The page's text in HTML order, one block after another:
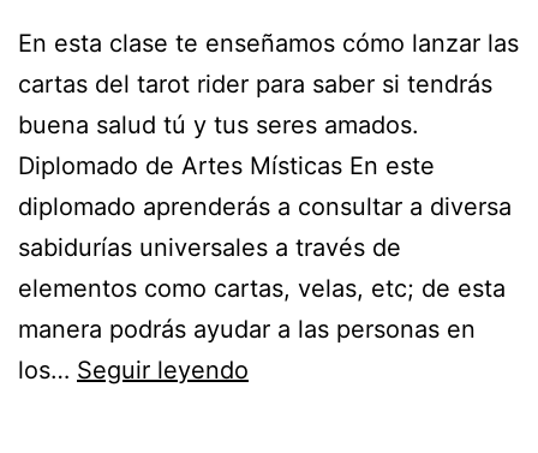
En esta clase te enseñamos cómo lanzar las
cartas del tarot rider para saber si tendrás
buena salud tú y tus seres amados.
Diplomado de Artes Místicas En este
diplomado aprenderás a consultar a diversa
sabidurías universales a través de
elementos como cartas, velas, etc; de esta
manera podrás ayudar a las personas en
los… Seguir leyendo